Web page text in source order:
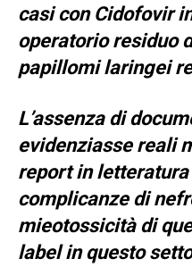
casi con Cidofovir
operatorio residuo
papillomi laringei
L’assenza di
evidenziasse reali
report in
complicanze di
mieotossicità di
label in questo